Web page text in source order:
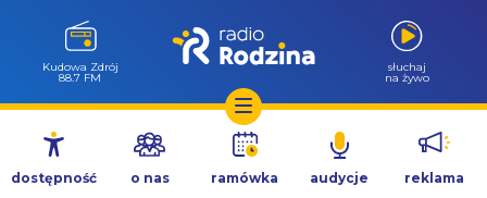
Przejdź
treści
Kudowa Zdrój
88.7 FM
słuchaj
na żywo
dostępność o nas ramówka audycje reklama